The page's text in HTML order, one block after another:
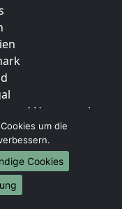
und Herzegowina
um die
Cookies